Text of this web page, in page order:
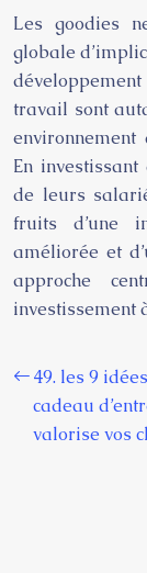
Les goodies
globale
travail sont
En
de leurs
fruits d’une
améliorée et
approche
investissement
49. les 9
cadeau
valorise vos